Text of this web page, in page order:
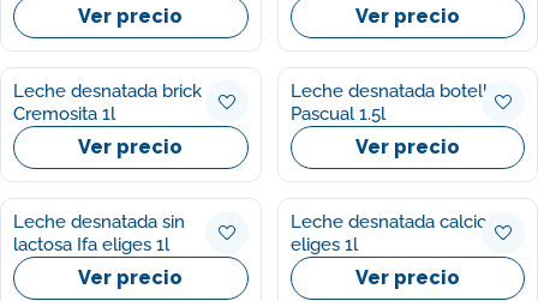
Ver precio Ver precio
Leche desnatada brick
Cremosita 1l
Ver precio
Leche desnatada botella
Pascual 1.5l
Ver precio
Leche desnatada sin
lactosa Ifa eliges 1l
Ver precio
Leche desnatada calcio Ifa
eliges 1l
Ver precio